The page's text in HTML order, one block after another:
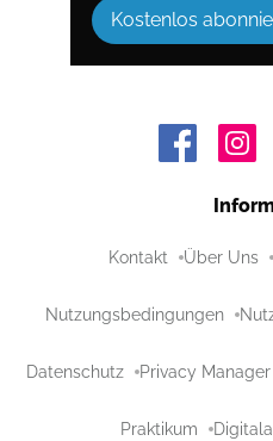
Kostenlos
Kontakt Über Uns
Nutzungsbedingungen
Datenschutz Privacy Manager
Praktikum